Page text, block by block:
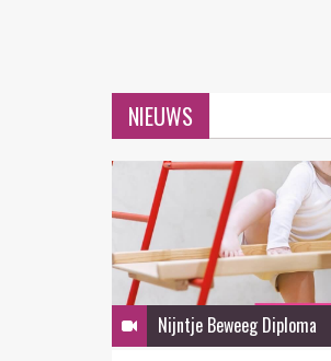
NIEUWS
Nijntje Beweeg Diploma